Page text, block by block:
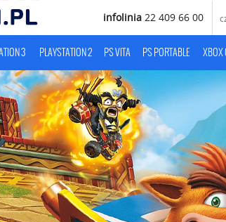
infolinia 22 409 66 00
3 PLAYSTATION 2 PS VITA PS PORTABLE XBOX